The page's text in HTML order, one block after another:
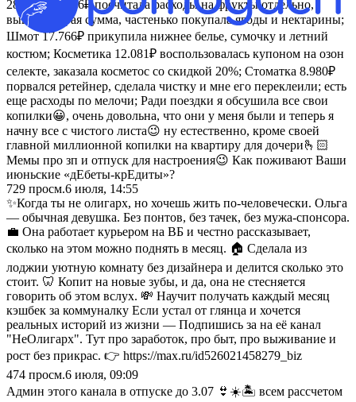
28.155₽+5.166₽ посчитала расходы на фрукты отдельно,
вышла вторая сумма, частенько покупала ягоды и нектарины;
Шмот 17.766₽ прикупила нижнее белье, сумочку и летний
костюм; Косметика 12.081₽ воспользовалась купоном на озон
селекте, заказала косметос со скидкой 20%; Стоматка 8.980₽
порвался ретейнер, сделала чистку и мне его переклеили; есть
еще расходы по мелочи; Ради поездки я обсушила все свои
копилки😀, очень довольна, что они у меня были и теперь я
начну все с чистого листа😉 ну естественно, кроме своей
главной миллионной копилки на квартиру для дочери🫰🏻
Мемы про зп и отпуск для настроения😉 Как поживают Ваши
июньские «дЕбеты-крЕдиты»?
729 просм.6 июля, 14:55
✨Когда ты не олигарх, но хочешь жить по-человечески. Ольга
— обычная девушка. Без понтов, без тачек, без мужа-спонсора.
💼 Она работает курьером на ВБ и честно рассказывает,
сколько на этом можно поднять в месяц. 🏠 Сделала из
лоджии уютную комнату без дизайнера и делится сколько это
стоит. 🦷 Копит на новые зубы, и да, она не стесняется
говорить об этом вслух. 💸 Научит получать каждый месяц
кэшбек за коммуналку Если устал от глянца и хочется
реальных историй из жизни — Подпишись за на её канал
"НеОлигарх". Тут про заработок, про быт, про выживание и
рост без прикрас. 👉 https://max.ru/id526021458279_biz
474 просм.6 июля, 09:09
Админ этого канала в отпуске до 3.07 👙☀️🏝️ всем рассчетом